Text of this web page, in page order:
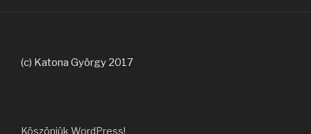
(c) Katona György 2017
Köszönjük WordPress!